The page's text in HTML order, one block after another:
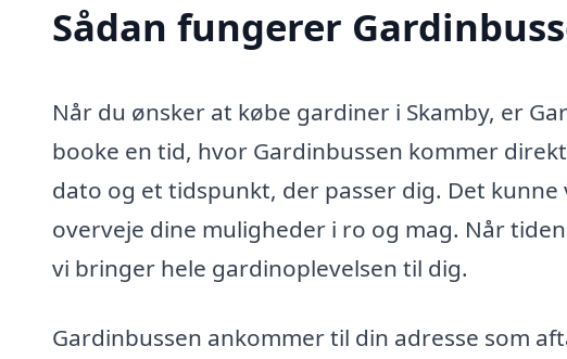
Sådan fungerer
Når du ønsker at købe gardiner i Skamby, er
booke en tid, hvor Gardinbussen kommer
dato og et tidspunkt, der passer dig. Det
overveje dine muligheder i ro og mag. Når
vi bringer hele gardinoplevelsen til dig.
Gardinbussen ankommer til din adresse som